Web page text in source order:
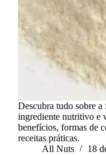
Descubra tudo sobre
ingrediente nutritivo e
benefícios, formas de
receitas práticas.
All Nuts
18